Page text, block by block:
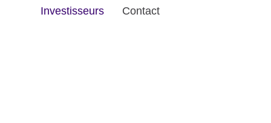
Investisseurs Contact